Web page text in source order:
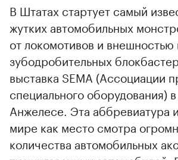
В Штатах стартует самый
жутких автомобильных
от локомотивов и внешностью
зубодробительных
выставка SEMA (Ассоциации
специального оборудования)
Анжелесе. Эта аббревиатура
мире как место смотра
количества автомобильных